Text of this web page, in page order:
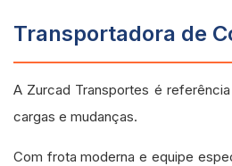
Transportadora de
A Zurcad Transportes é
cargas e mudanças.
Com frota moderna e equipe